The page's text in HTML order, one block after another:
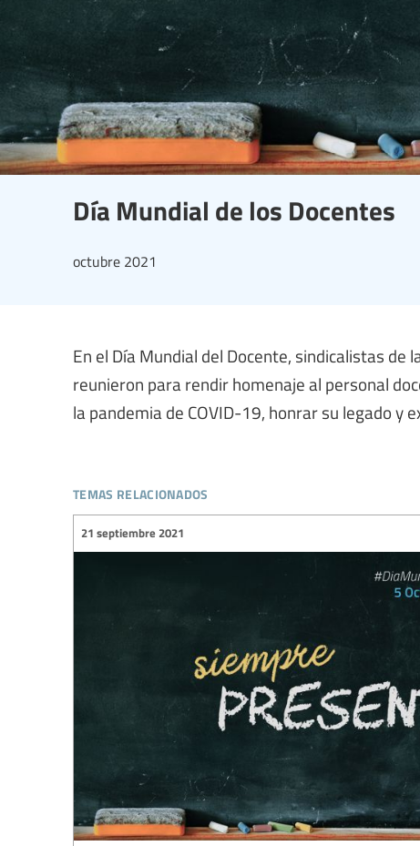
Día Mundial de los Docentes
octubre 2021
En el Día Mundial del Docente, sindicalistas de
reunieron para rendir homenaje al personal
la pandemia de COVID-19, honrar su legado y
temas relacionados
21 septiembre 2021